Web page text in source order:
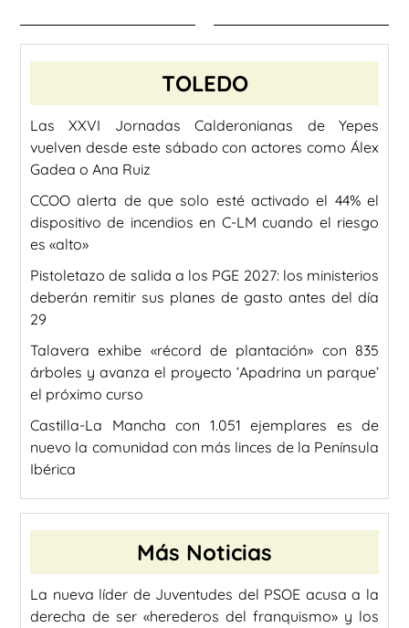
TOLEDO
Las XXVI Jornadas Calderonianas de Yepes
vuelven desde este sábado con actores como Álex
Gadea o Ana Ruiz
CCOO alerta de que solo esté activado el 44% el
dispositivo de incendios en C-LM cuando el riesgo
es «alto»
Pistoletazo de salida a los PGE 2027: los ministerios
deberán remitir sus planes de gasto antes del día
29
Talavera exhibe «récord de plantación» con 835
árboles y avanza el proyecto ‘Apadrina un parque’
el próximo curso
Castilla-La Mancha con 1.051 ejemplares es de
nuevo la comunidad con más linces de la Península
Ibérica
Más Noticias
La nueva líder de Juventudes del PSOE acusa a la
derecha de ser «herederos del franquismo» y los